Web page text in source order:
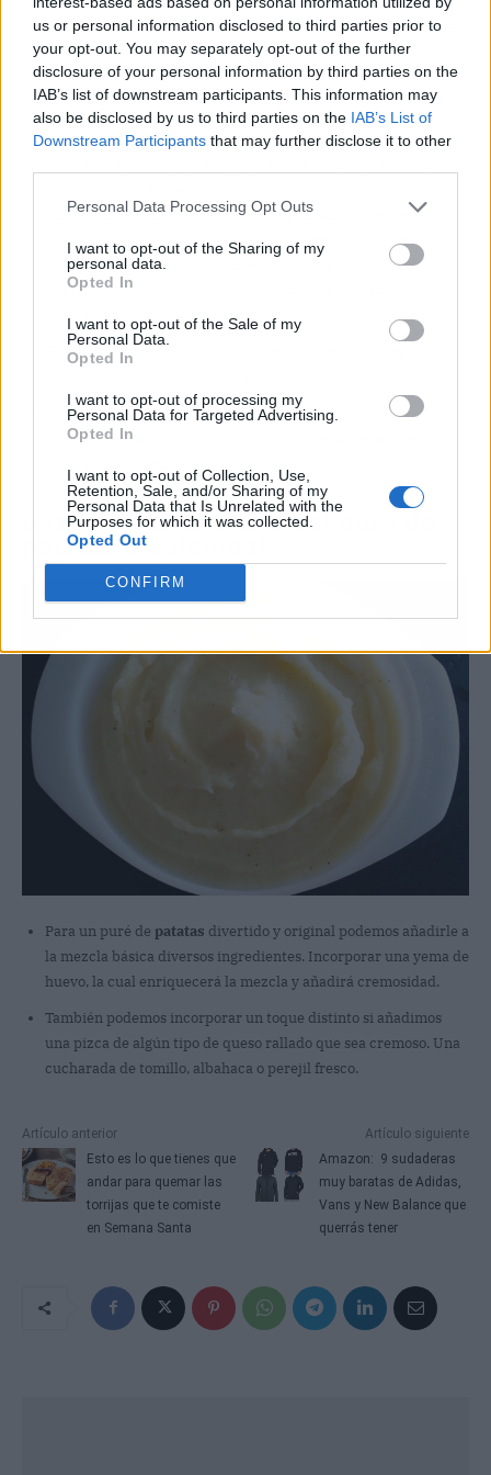
us or personal information disclosed to third parties prior to
your opt-out. You may separately opt-out of the further
disclosure of your personal information by third parties on the
IAB’s list of downstream participants. This information may
also be disclosed by us to third parties on the IAB’s List of
Downstream Participants that may further disclose it to other
Personal Data Processing Opt Outs
I want to opt-out of the Sharing of my
personal data.
Opted In
I want to opt-out of the Sale of my
Personal Data.
Opted In
I want to opt-out of processing my
Personal Data for Targeted Advertising.
Opted In
I want to opt-out of Collection, Use,
Retention, Sale, and/or Sharing of my
Personal Data that Is Unrelated with the
Purposes for which it was collected.
Opted Out
CONFIRM
quiere decir, que sea tan pronto como sea posible una vez que
lo tenemos listo.
Esta es una preparación que no debe de esperar al resto de la
comida. Estará en su punto si lo consumimos recién preparado.
Si hemos tenido que prepararlo con cierta antelación. La forma
transparente o un paño de cocina. En cambio, si lo que ha
ocurrido es que nos ha sobrado de una comida para otra.
Podemos guardarlo en el refrigerador hasta unas 48 horas,
teniendo la precaución de tapar su superficie con un film
transparente.
El plástico ha de que quedar totalmente pegado a la capa
A la hora de volver a ponerlo a la mesa lo calentaremos a baño
maría cubriéndolo con una fina capa de leche removiéndolo
Realizar variaciones del puré de
patatas tradicional
Para un puré de patatas divertido y original podemos añadirle a
la mezcla básica diversos ingredientes. Incorporar una yema de
huevo, la cual enriquecerá la mezcla y añadirá cremosidad.
También podemos incorporar un toque distinto si añadimos
una pizca de algún tipo de queso rallado que sea cremoso. Una
cucharada de tomillo, albahaca o perejil fresco.
Artículo anterior
Esto es lo que tienes que
andar para quemar las
torrijas que te comiste
en Semana Santa
Artículo siguiente
Amazon: 9 sudaderas
muy baratas de Adidas,
Vans y New Balance que
querrás tener